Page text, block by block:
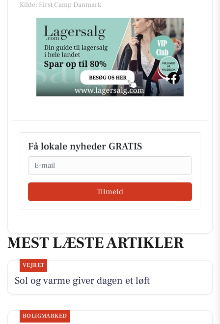
Kilde: First Camp Danmark
Få lokale nyheder GRATIS
Email
Tilmeld
MEST LÆSTE ARTIKLER
VEJRET
Sol og varme giver dagen et løft
BOLIGMARKED